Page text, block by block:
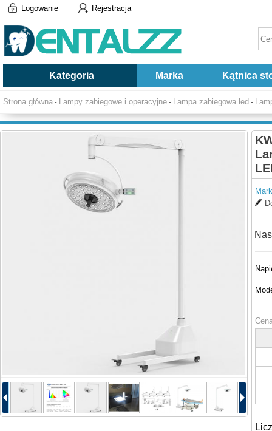
Logowanie Rejestracja
Kategoria Marka Kątnica
Strona główna - Lampy zabiegowe i operacyjne - Lampa zabiegowa led -
bezcieniowy